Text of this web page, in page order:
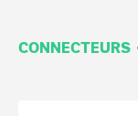
CONNECTEURS